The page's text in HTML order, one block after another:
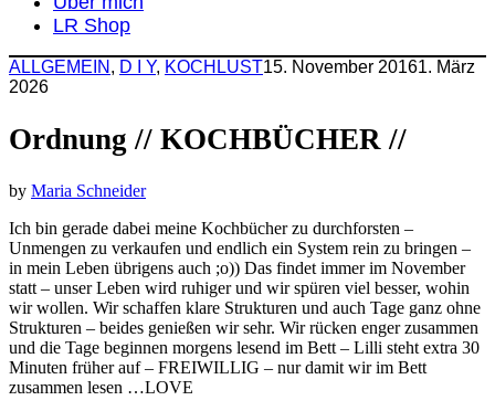
LR Shop
ALLGEMEIN , D I Y, KOCHLUST15. November 20161. März
2026
Ordnung // KOCHBÜCHER //
by Maria Schneider
Ich bin gerade dabei meine Kochbücher zu durchforsten –
Unmengen zu verkaufen und endlich ein System rein zu bringen –
in mein Leben übrigens auch ;o)) Das findet immer im November
statt – unser Leben wird ruhiger und wir spüren viel besser, wohin
wir wollen. Wir schaffen klare Strukturen und auch Tage ganz ohne
Strukturen – beides genießen wir sehr. Wir rücken enger zusammen
und die Tage beginnen morgens lesend im Bett – Lilli steht extra 30
Minuten früher auf – FREIWILLIG – nur damit wir im Bett
zusammen lesen …LOVE